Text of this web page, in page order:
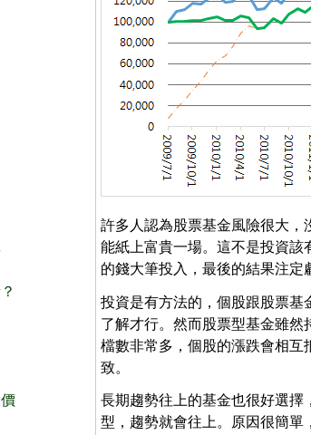
許多人認為股票基金風險很大，
能紙上富貴一場。這不是投資該
的錢大筆投入，最後的結果注定
投資是有方法的，個股跟股票基
了解才行。然而股票型基金雖
檔數非常多，個股的漲跌會相互
致。
長期趨勢往上的基金也很好選擇
型，趨勢就會往上。原因很簡單